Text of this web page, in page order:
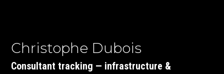
Christophe Dubois
Consultant tracking — infrastructure &